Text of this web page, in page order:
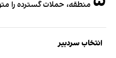
منطقه، حملات گسترده را
انتخاب سردبیر